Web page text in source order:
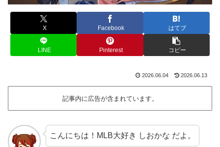
X Facebook はてブ
LINE Pinterest コピー
2026.06.04 2026.06.13
記事内に広告が含まれています。
こんにちは！MLB大好き しおかな だよ。